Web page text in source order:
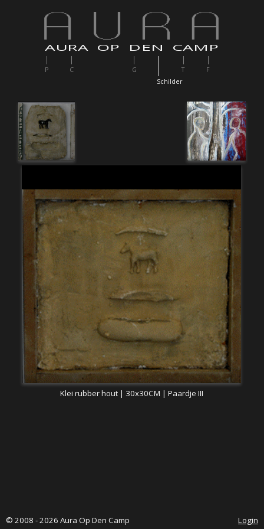
AURA OP DEN CAMP
P C
G
Schilder
T F
Klei rubber hout | 30x30CM | Paardje III
© 2008 - 2026 Aura Op Den Camp Login